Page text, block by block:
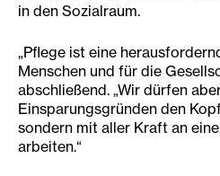
in den Sozialraum.
„Pflege ist eine
Menschen und für die
abschließend. „Wir dürfen
Einsparungsgründen den
sondern mit aller Kraft an
arbeiten.“